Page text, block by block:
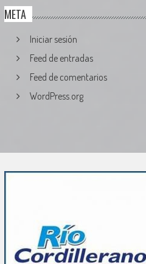
META
Iniciar sesión
Feed de entradas
Feed de comentarios
WordPress.org